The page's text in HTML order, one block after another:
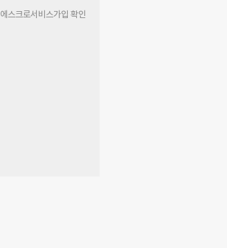
에스크로서비스가입 확인